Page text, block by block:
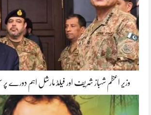
وزیر اعظم شہباز شریف اور فیلڈ مارشل اہم دورے